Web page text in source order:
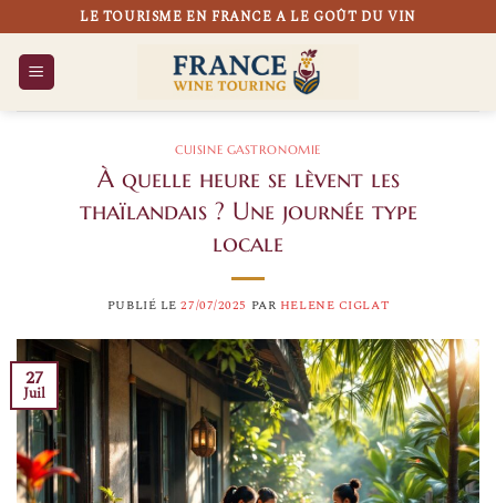
au
contenu
LE TOURISME EN FRANCE A LE GOÛT DU VIN
CUISINE GASTRONOMIE
À quelle heure se lèvent les
thaïlandais ? Une journée type
locale
PUBLIÉ LE27/07/2025 PAR HELENE CIGLAT
27
Juil